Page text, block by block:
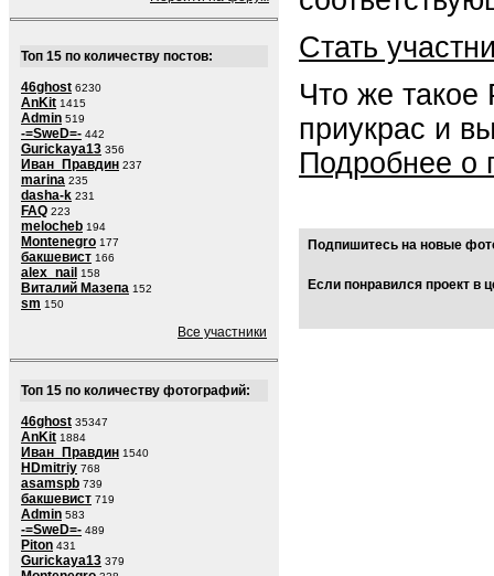
Топ 15 по количеству постов:
46ghost 6230
AnKit 1415
Admin 519
-=SweD=- 442
Gurickaya13 356
Иван_Правдин 237
marina 235
dasha-k 231
FAQ 223
melocheb 194
Montenegro 177
бакшевист 166
alex_nail 158
Виталий Мазепа 152
sm 150
Все участники
Топ 15 по количеству фотографий:
46ghost 35347
AnKit 1884
Иван_Правдин 1540
HDmitriy 768
asamspb 739
бакшевист 719
Admin 583
-=SweD=- 489
Piton 431
Gurickaya13 379
Стать
Что же такое
приукрас и
Подробнее о
Подпишитесь на новые
Если понравился проект в